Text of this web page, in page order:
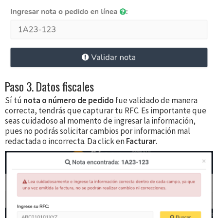
Paso 3. Datos fiscales
Sí tú nota o número de pedido fue validado de manera
correcta, tendrás que capturar tu RFC. Es importante que
seas cuidadoso al momento de ingresar la información,
pues no podrás solicitar cambios por información mal
redactada o incorrecta. Da click enFacturar.